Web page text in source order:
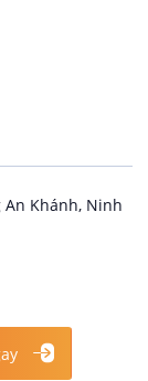
An Khánh, Ninh